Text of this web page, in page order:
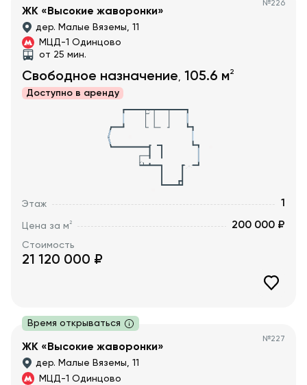
№226
ЖК «Высокие жаворонки»
дер. Малые Вяземы, 11
МЦД-1 Одинцово
от 25 мин.
Свободное назначение, 105.6 м2
Доступно в аренду
Этаж 1
Цена за м2 200 000 ₽
Стоимость
21 120 000 ₽
Время открываться
№227
ЖК «Высокие жаворонки»
дер. Малые Вяземы, 11
МЦД-1 Одинцово